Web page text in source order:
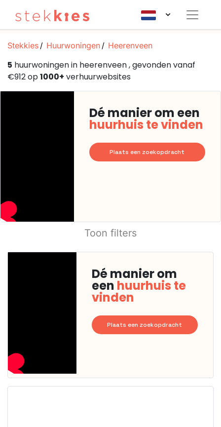
Stekkies Huurwoningen Heerenveen
5 huurwoningen in heerenveen , gevonden vanaf
€912 op1000+ verhuurwebsites
Dé manier om een
huurhuis te vinden
Plaats een zoekopdracht
Toon filters
Dé manier om
een huurhuis te
vinden
Plaats een zoekopdracht